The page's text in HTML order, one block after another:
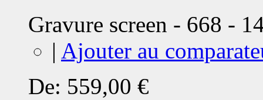
Gravure screen - 668 -
| Ajouter au
De: 559,00 €